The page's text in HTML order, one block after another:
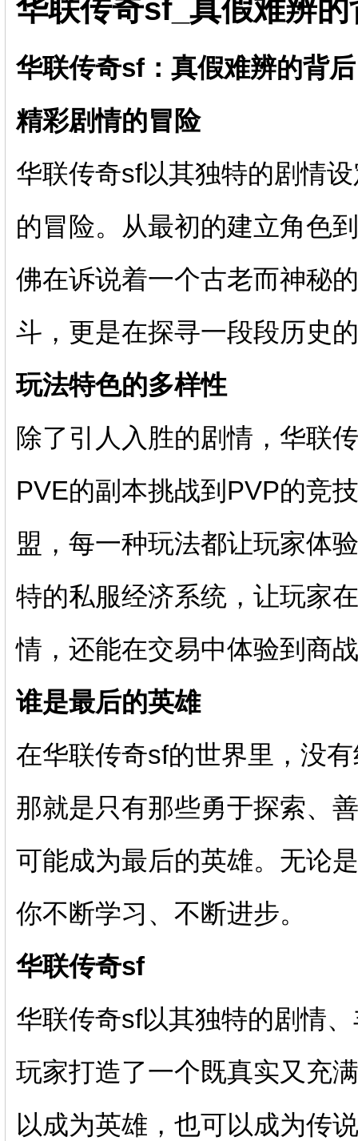
华联传奇sf_真假难辨
华联传奇sf：真假难辨的背
精彩剧情的冒险
华联传奇sf以其独特的剧情
的冒险。从最初的建立角色
佛在诉说着一个古老而神秘
斗，更是在探寻一段段历史
玩法特色的多样性
除了引人入胜的剧情，华联
PVE的副本挑战到PVP的竞
盟，每一种玩法都让玩家体
特的私服经济系统，让玩家
情，还能在交易中体验到商
谁是最后的英雄
在华联传奇sf的世界里，没
那就是只有那些勇于探索、
可能成为最后的英雄。无论
你不断学习、不断进步。
华联传奇sf
华联传奇sf以其独特的剧情
玩家打造了一个既真实又充
以成为英雄，也可以成为传